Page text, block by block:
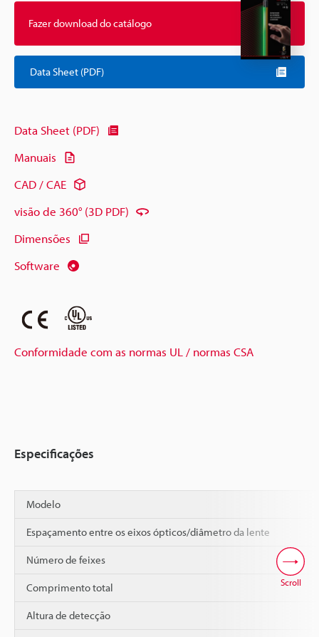
Fazer download do catálogo
Data Sheet (PDF)
Data Sheet (PDF)
Manuais
CAD / CAE
visão de 360° (3D PDF)
Dimensões
Software
Conformidade com as normas UL / normas CSA
Especificações
Modelo
Espaçamento entre os eixos ópticos/diâmetro da lente
Número de feixes
Comprimento total
Altura de detecção
Scroll